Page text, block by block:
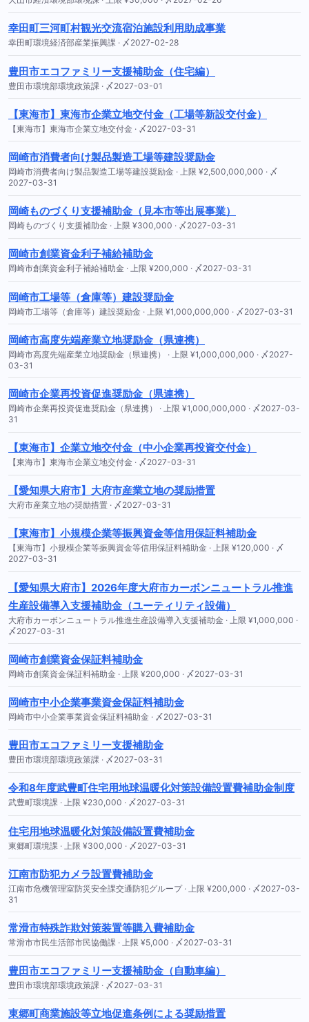
幸田町三河町村観光交流宿泊施設利用助成事業
幸田町環境経済部産業振興課 · 〆2027-02-28
豊田市エコファミリー支援補助金（住宅編）
豊田市環境部環境政策課 · 〆2027-03-01
【東海市】東海市企業立地交付金（工場等新設交付金）
【東海市】東海市企業立地交付金 · 〆2027-03-31
岡崎市消費者向け製品製造工場等建設奨励金
岡崎市消費者向け製品製造工場等建設奨励金 · 上限 ¥2,500,000,000 · 〆
2027-03-31
岡崎ものづくり支援補助金（見本市等出展事業）
岡崎ものづくり支援補助金 · 上限 ¥300,000 · 〆2027-03-31
岡崎市創業資金利子補給補助金
岡崎市創業資金利子補給補助金 · 上限 ¥200,000 · 〆2027-03-31
岡崎市工場等（倉庫等）建設奨励金
岡崎市工場等（倉庫等）建設奨励金 · 上限 ¥1,000,000,000 · 〆2027-03-31
岡崎市高度先端産業立地奨励金（県連携）
岡崎市高度先端産業立地奨励金（県連携） · 上限 ¥1,000,000,000 · 〆2027-
03-31
岡崎市企業再投資促進奨励金（県連携）
岡崎市企業再投資促進奨励金（県連携） · 上限 ¥1,000,000,000 · 〆2027-03-
31
【東海市】企業立地交付金（中小企業再投資交付金）
【東海市】東海市企業立地交付金 · 〆2027-03-31
【愛知県大府市】大府市産業立地の奨励措置
大府市産業立地の奨励措置 · 〆2027-03-31
【東海市】小規模企業等振興資金等信用保証料補助金
【東海市】小規模企業等振興資金等信用保証料補助金 · 上限 ¥120,000 · 〆
2027-03-31
【愛知県大府市】2026年度大府市カーボンニュートラル推進
生産設備導入支援補助金（ユーティリティ設備）
大府市カーボンニュートラル推進生産設備導入支援補助金 · 上限 ¥1,000,000 ·
〆2027-03-31
岡崎市創業資金保証料補助金
岡崎市創業資金保証料補助金 · 上限 ¥200,000 · 〆2027-03-31
岡崎市中小企業事業資金保証料補助金
岡崎市中小企業事業資金保証料補助金 · 〆2027-03-31
豊田市エコファミリー支援補助金
豊田市環境部環境政策課 · 〆2027-03-31
令和8年度武豊町住宅用地球温暖化対策設備設置費補助金制度
武豊町環境課 · 上限 ¥230,000 · 〆2027-03-31
住宅用地球温暖化対策設備設置費補助金
東郷町環境課 · 上限 ¥300,000 · 〆2027-03-31
江南市防犯カメラ設置費補助金
江南市危機管理室防災安全課交通防犯グループ · 上限 ¥200,000 · 〆2027-03-
31
常滑市特殊詐欺対策装置等購入費補助金
常滑市市民生活部市民協働課 · 上限 ¥5,000 · 〆2027-03-31
豊田市エコファミリー支援補助金（自動車編）
豊田市環境部環境政策課 · 〆2027-03-31
東郷町商業施設等立地促進条例による奨励措置